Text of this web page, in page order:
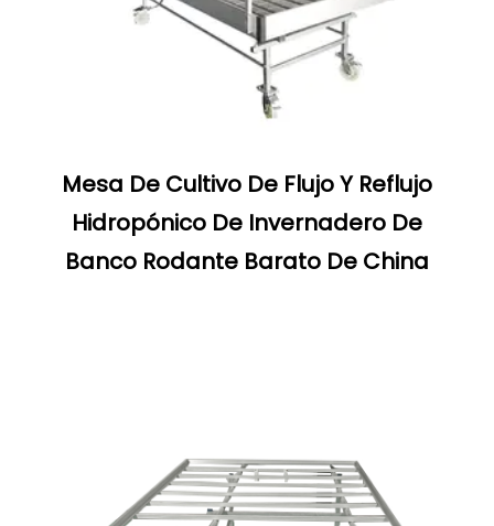
Mesa De Cultivo De Flujo Y Reflujo
Hidropónico De Invernadero De
Banco Rodante Barato De China